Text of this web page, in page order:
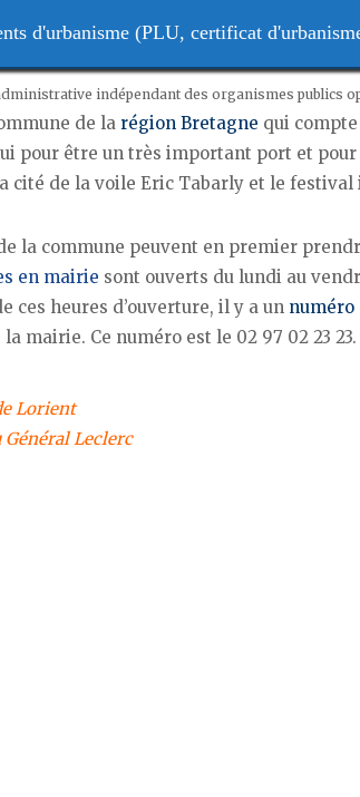
d'urbanisme (PLU, certificat
indépendant des organismes publics
de la région Bretagne qui
pour être un très important port et
cité de la voile Eric Tabarly et le
la commune peuvent en premier
en mairie sont ouverts du lundi au
ces heures d’ouverture, il y a un numéro
mairie. Ce numéro est le 02 97 02 23
Lorient
Leclerc